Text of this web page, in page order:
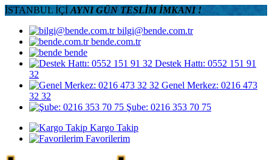
İSTANBUL İÇİ AYNI GÜN TESLİM İMKANI !
bilgi@bende.com.tr
bende.com.tr
bende
Destek Hattı: 0552 151 91
32
Genel Merkez: 0216 473
32 32
Şube: 0216 353 70 75
Kargo Takip
Favorilerim